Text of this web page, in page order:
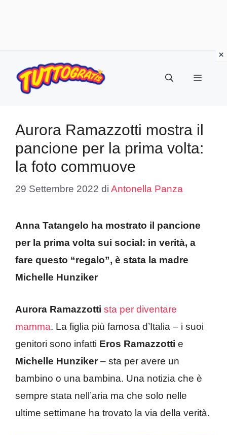
contenuto
Menu
Aurora Ramazzotti mostra il
pancione per la prima volta:
la foto commuove
29 Settembre 2022 di Antonella Panza
Anna Tatangelo ha mostrato il pancione
per la prima volta sui social: in verità, a
fare questo “regalo”, è stata la madre
Michelle Hunziker
Aurora Ramazzotti sta per diventare
mamma. La figlia più famosa d’Italia – i suoi
genitori sono infatti Eros Ramazzotti e
Michelle Hunziker– sta per avere un
bambino o una bambina. Una notizia che è
sempre stata nell’aria ma che solo nelle
ultime settimane ha trovato la via della verità.